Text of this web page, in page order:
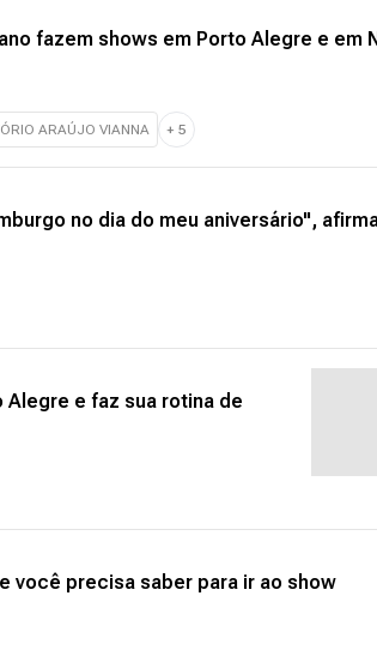
fazem shows em Porto Alegre e em
ARAÚJO VIANNA + 5
no dia do meu aniversário",
Alegre e faz sua rotina de
você precisa saber para ir ao show